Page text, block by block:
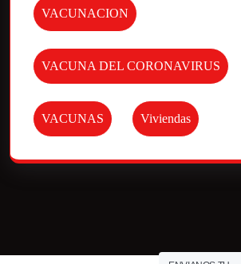
VACUNACION
VACUNA DEL CORONAVIRUS
VACUNAS Viviendas